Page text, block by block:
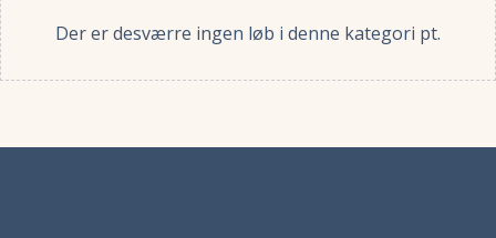
Der er desværre ingen løb i denne kategori pt.